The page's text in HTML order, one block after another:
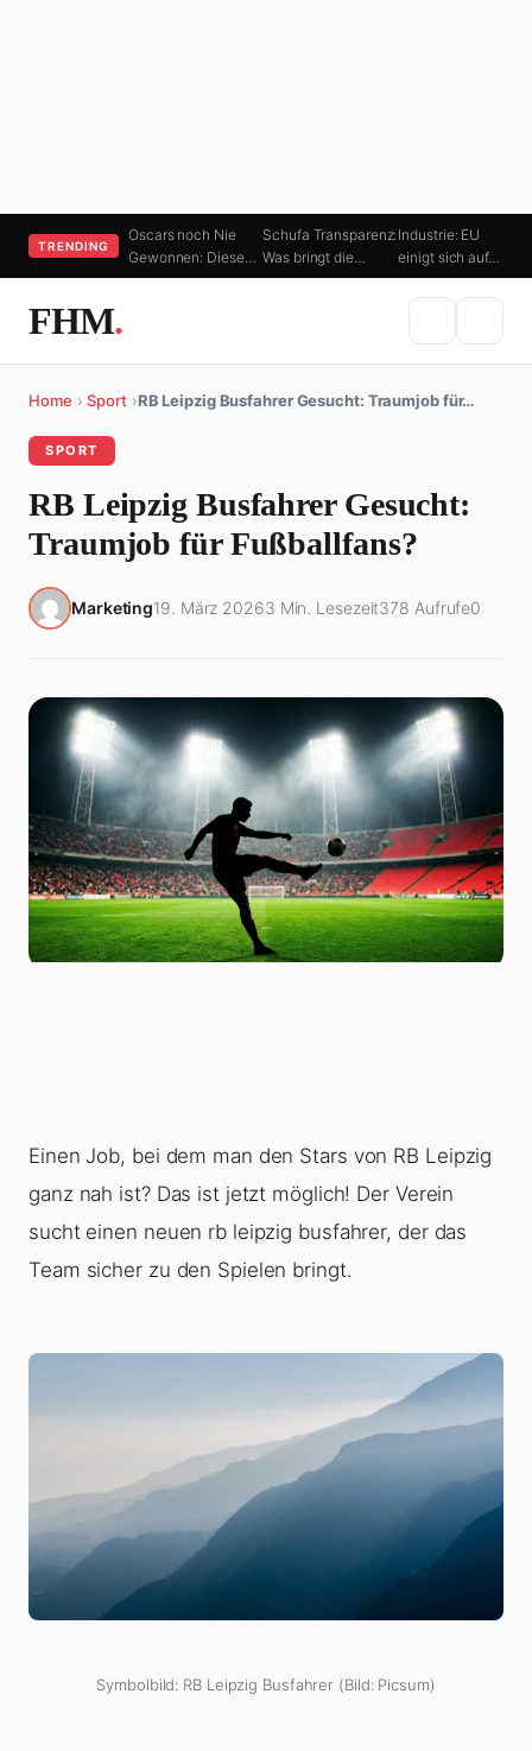
TRENDING
Oscars noch Nie
Gewonnen: Diese…
Schufa Transparenz:
Was bringt die…
Industrie: EU
einigt sich auf…
FHM.
Home › Sport ›RB Leipzig Busfahrer Gesucht: Traumjob für…
SPORT
RB Leipzig Busfahrer Gesucht:
Traumjob für Fußballfans?
Marketing19. März 20263 Min. Lesezeit378 Aufrufe0
Einen Job, bei dem man den Stars von RB Leipzig
ganz nah ist? Das ist jetzt möglich! Der Verein
sucht einen neuen rb leipzig busfahrer, der das
Team sicher zu den Spielen bringt.
Symbolbild: RB Leipzig Busfahrer (Bild: Picsum)